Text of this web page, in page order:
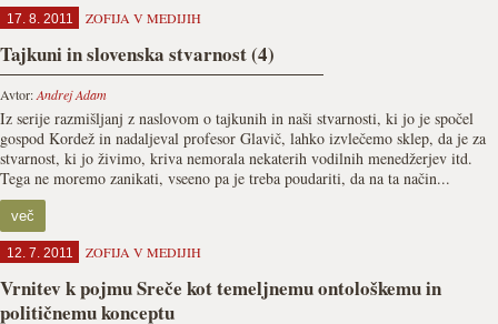
17. 8. 2011 ZOFIJA V MEDIJIH
Tajkuni in slovenska stvarnost (4)
Avtor:Andrej Adam
Iz serije razmišljanj z naslovom o tajkunih in naši stvarnosti, ki jo je spočel
gospod Kordež in nadaljeval profesor Glavič, lahko izvlečemo sklep, da je za
stvarnost, ki jo živimo, kriva nemorala nekaterih vodilnih menedžerjev itd.
Tega ne moremo zanikati, vseeno pa je treba poudariti, da na ta način...
več
12. 7. 2011 ZOFIJA V MEDIJIH
Vrnitev k pojmu Sreče kot temeljnemu ontološkemu in
političnemu konceptu